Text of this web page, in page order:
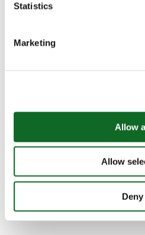
Statistics
Marketing
Allow
Allow
Deny